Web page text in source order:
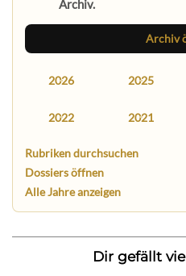
Archiv.
Archiv
2026 2025
2022 2021
Rubriken durchsuchen
Dossiers öffnen
Alle Jahre anzeigen
Dir gefällt